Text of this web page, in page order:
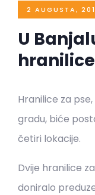
2 AUGUSTA,
U
Hranilice za
gradu, biće
četiri lokacije.
Dvije hranilice
doniralo